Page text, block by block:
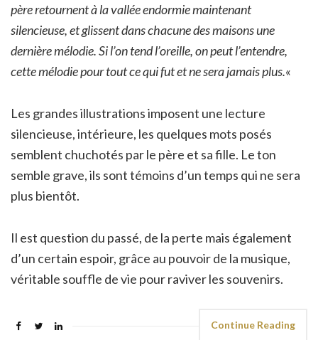
père retournent à la vallée endormie maintenant
silencieuse, et glissent dans chacune des maisons une
dernière mélodie. Si l’on tend l’oreille, on peut l’entendre,
cette mélodie pour tout ce qui fut et ne sera jamais plus.«
Les grandes illustrations imposent une lecture
silencieuse, intérieure, les quelques mots posés
semblent chuchotés par le père et sa fille. Le ton
semble grave, ils sont témoins d’un temps qui ne sera
plus bientôt.
Il est question du passé, de la perte mais également
d’un certain espoir, grâce au pouvoir de la musique,
véritable souffle de vie pour raviver les souvenirs.
Continue Reading